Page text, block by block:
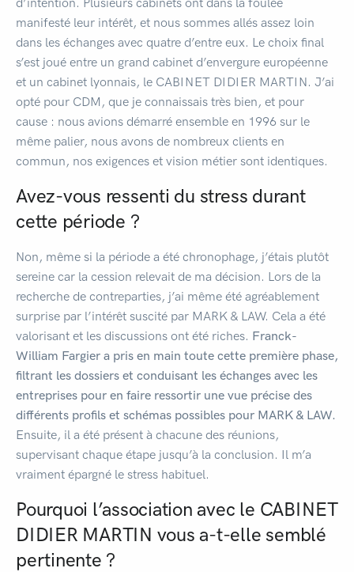
manifesté leur intérêt, et nous sommes allés assez loin
dans les échanges avec quatre d’entre eux. Le choix final
s’est joué entre un grand cabinet d’envergure européenne
et un cabinet lyonnais, le CABINET DIDIER MARTIN. J’ai
opté pour CDM, que je connaissais très bien, et pour
cause : nous avions démarré ensemble en 1996 sur le
même palier, nous avons de nombreux clients en
commun, nos exigences et vision métier sont identiques.
Avez-vous ressenti du stress durant
cette période ?
Non, même si la période a été chronophage, j’étais plutôt
sereine car la cession relevait de ma décision. Lors de la
recherche de contreparties, j’ai même été agréablement
surprise par l’intérêt suscité par MARK & LAW. Cela a été
valorisant et les discussions ont été riches. Franck-
William Fargier a pris en main toute cette première phase,
filtrant les dossiers et conduisant les échanges avec les
entreprises pour en faire ressortir une vue précise des
différents profils et schémas possibles pour MARK & LAW.
Ensuite, il a été présent à chacune des réunions,
supervisant chaque étape jusqu’à la conclusion. Il m’a
vraiment épargné le stress habituel.
Pourquoi l’association avec le CABINET
DIDIER MARTIN vous a-t-elle semblé
pertinente ?